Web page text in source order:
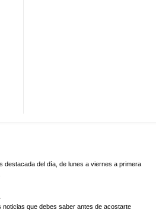
destacada del día, de lunes a viernes a primera
noticias que debes saber antes de acostarte